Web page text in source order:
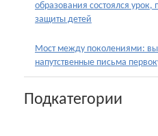
образования состоялся
защиты детей
Мост между поколениями:
напутственные письма
Подкатегории